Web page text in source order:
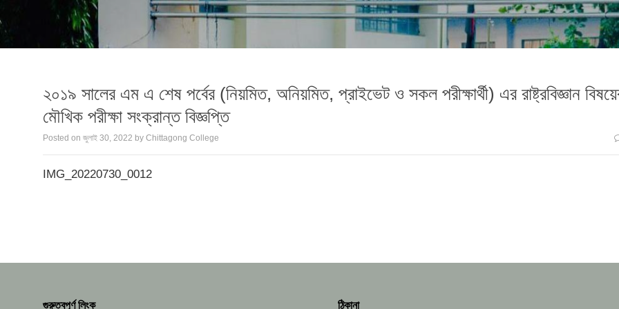
২০১৯ সালের এম এ শেষ পর্বের (নিয়মিত, অনিয়মিত, প্রাইভেট ও সকল পরীক্ষার্থী) এর রাষ্ট্রবিজ্ঞান
মৌখিক পরীক্ষা সংক্রান্ত বিজ্ঞপ্তি
Posted on জুলাই 30, 2022 by Chittagong College
IMG_20220730_0012
গুরুত্বপূর্ণ লিংক ঠিকানা